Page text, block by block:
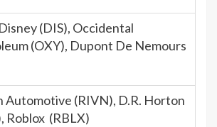
(DIS), Occidental
(OXY), Dupont De Nemours
Automotive (RIVN), D.R. Horton
Roblox (RBLX)